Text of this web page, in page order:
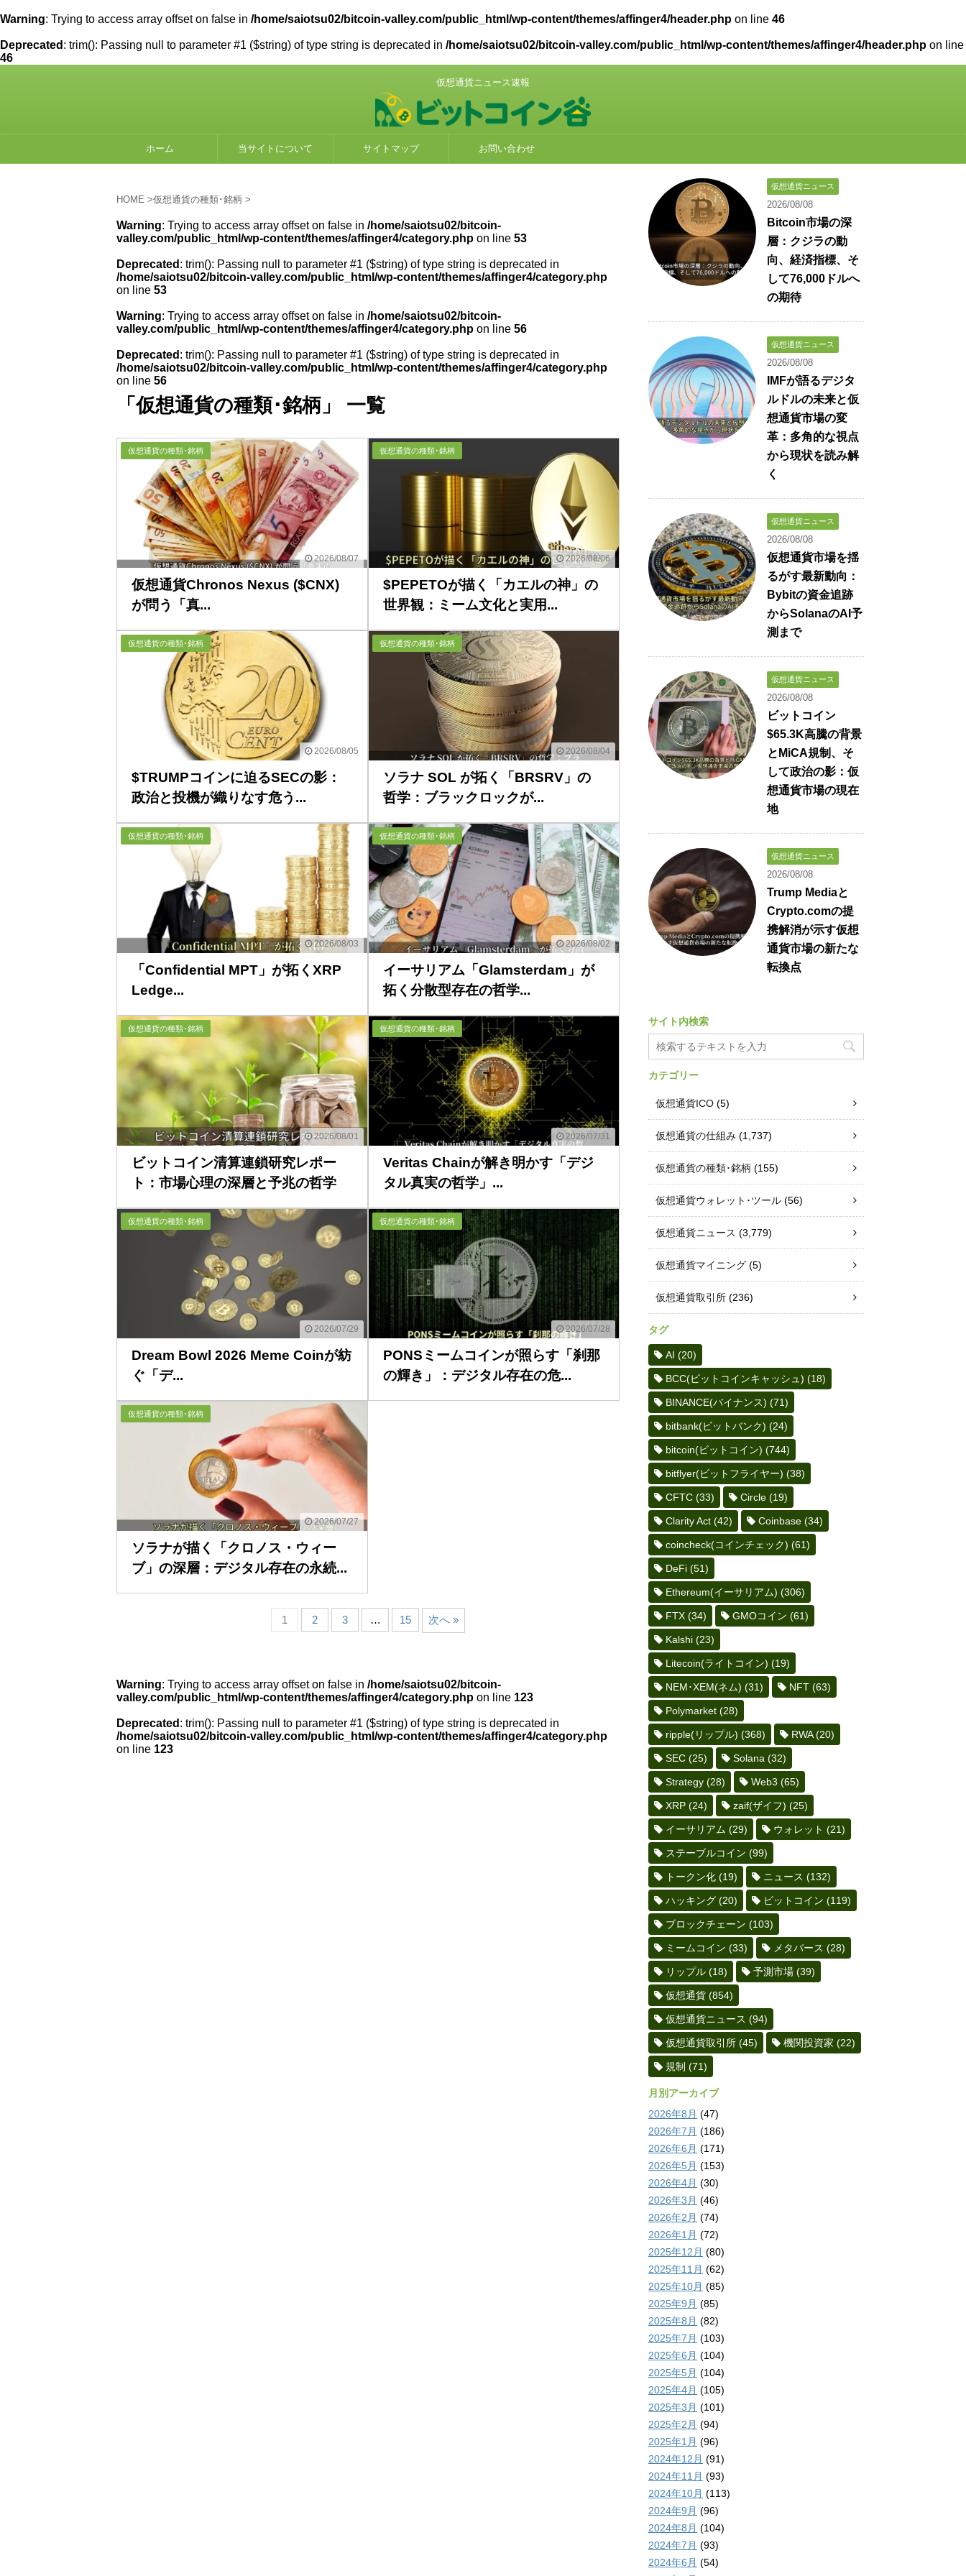
Warning: Trying to access array offset on false in /home/saiotsu02/bitcoin-valley.com/public_html/wp-content/themes/affinger4/header.php on line 46
Deprecated : trim(): Passing null to parameter #1 ($string) of type string is deprecated in /home/saiotsu02/bitcoin-valley.com/public_html/wp-content/themes/affinger4/header.php on line
46
仮想通貨ニュース速報
ホーム 当サイトについて サイトマップ お問い合わせ
HOME >仮想通貨の種類･銘柄 >
Warning: Trying to access array offset on false in /home/saiotsu02/bitcoin-
valley.com/public_html/wp-content/themes/affinger4/category.php on line 53
Deprecated : trim(): Passing null to parameter #1 ($string) of type string is deprecated in
/home/saiotsu02/bitcoin-valley.com/public_html/wp-content/themes/affinger4/category.php
on line 53
Warning: Trying to access array offset on false in /home/saiotsu02/bitcoin-
valley.com/public_html/wp-content/themes/affinger4/category.php on line 56
Deprecated : trim(): Passing null to parameter #1 ($string) of type string is deprecated in
/home/saiotsu02/bitcoin-valley.com/public_html/wp-content/themes/affinger4/category.php
on line 56
「仮想通貨の種類･銘柄」 一覧
2026/08/07
仮想通貨の種類･銘柄
仮想通貨Chronos Nexus ($CNX)
が問う「真...
2026/08/06
仮想通貨の種類･銘柄
$PEPETOが描く「カエルの神」の
世界観：ミーム文化と実用...
2026/08/05
仮想通貨の種類･銘柄
$TRUMPコインに迫るSECの影：
政治と投機が織りなす危う...
2026/08/04
仮想通貨の種類･銘柄
ソラナ SOL が拓く「BRSRV」の
哲学：ブラックロックが...
2026/08/03
仮想通貨の種類･銘柄
「Confidential MPT」が拓くXRP
Ledge...
2026/08/02
仮想通貨の種類･銘柄
イーサリアム「Glamsterdam」が
拓く分散型存在の哲学...
2026/08/01
仮想通貨の種類･銘柄
ビットコイン清算連鎖研究レポー
ト：市場心理の深層と予兆の哲学
2026/07/31
仮想通貨の種類･銘柄
Veritas Chainが解き明かす「デジ
タル真実の哲学」...
2026/07/29
仮想通貨の種類･銘柄
Dream Bowl 2026 Meme Coinが紡
ぐ「デ...
2026/07/28
仮想通貨の種類･銘柄
PONSミームコインが照らす「刹那
の輝き」：デジタル存在の危...
2026/07/27
仮想通貨の種類･銘柄
ソラナが描く「クロノス・ウィー
ブ」の深層：デジタル存在の永続...
1 2 3 … 15 次へ »
Warning: Trying to access array offset on false in /home/saiotsu02/bitcoin-
valley.com/public_html/wp-content/themes/affinger4/category.php on line 123
Deprecated : trim(): Passing null to parameter #1 ($string) of type string is deprecated in
/home/saiotsu02/bitcoin-valley.com/public_html/wp-content/themes/affinger4/category.php
on line 123
仮想通貨ニュース
2026/08/08
Bitcoin市場の深
層：クジラの動
向、経済指標、そ
して76,000ドルへ
の期待
仮想通貨ニュース
2026/08/08
IMFが語るデジタ
ルドルの未来と仮
想通貨市場の変
革：多角的な視点
から現状を読み解
く
仮想通貨ニュース
2026/08/08
仮想通貨市場を揺
るがす最新動向：
Bybitの資金追跡
からSolanaのAI予
測まで
仮想通貨ニュース
2026/08/08
ビットコイン
$65.3K高騰の背景
とMiCA規制、そ
して政治の影：仮
想通貨市場の現在
地
仮想通貨ニュース
2026/08/08
Trump Mediaと
Crypto.comの提
携解消が示す仮想
通貨市場の新たな
転換点
サイト内検索
カテゴリー
仮想通貨ICO (5)
仮想通貨の仕組み (1,737)
仮想通貨の種類･銘柄 (155)
仮想通貨ウォレット･ツール (56)
仮想通貨ニュース (3,779)
仮想通貨マイニング (5)
仮想通貨取引所 (236)
タグ
AI (20)
BCC(ビットコインキャッシュ) (18)
BINANCE(バイナンス) (71)
bitbank(ビットバンク) (24)
bitcoin(ビットコイン) (744)
bitflyer(ビットフライヤー) (38)
CFTC (33) Circle (19)
Clarity Act (42) Coinbase (34)
coincheck(コインチェック) (61)
DeFi (51)
Ethereum(イーサリアム) (306)
FTX (34) GMOコイン (61)
Kalshi (23)
Litecoin(ライトコイン) (19)
NEM･XEM(ネム) (31) NFT (63)
Polymarket (28)
ripple(リップル) (368) RWA(20)
SEC (25) Solana (32)
Strategy (28) Web3 (65)
XRP (24) zaif(ザイフ) (25)
イーサリアム (29) ウォレット (21)
ステーブルコイン (99)
トークン化 (19) ニュース (132)
ハッキング (20) ビットコイン (119)
ブロックチェーン (103)
ミームコイン (33) メタバース (28)
リップル (18) 予測市場 (39)
仮想通貨 (854)
仮想通貨ニュース (94)
仮想通貨取引所 (45) 機関投資家 (22)
規制 (71)
月別アーカイブ
2026年8月 (47)
2026年7月 (186)
2026年6月 (171)
2026年5月 (153)
2026年4月 (30)
2026年3月 (46)
2026年2月 (74)
2026年1月 (72)
2025年12月 (80)
2025年11月 (62)
2025年10月 (85)
2025年9月 (85)
2025年8月 (82)
2025年7月 (103)
2025年6月 (104)
2025年5月 (104)
2025年4月 (105)
2025年3月 (101)
2025年2月 (94)
2025年1月 (96)
2024年12月 (91)
2024年11月 (93)
2024年10月 (113)
2024年9月 (96)
2024年8月 (104)
2024年7月 (93)
2024年6月 (54)